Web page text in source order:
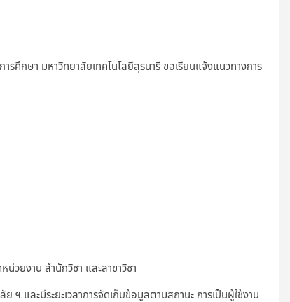
กษา มหาวิทยาลัยเทคโนโลยีสุรนารี ขอเรียนแจ้งแนวทางการ
ยงาน สำนักวิชา และสาขาวิชา
ละมีระยะเวลาการจัดเก็บข้อมูลตามสถานะ การเป็นผู้ใช้งาน